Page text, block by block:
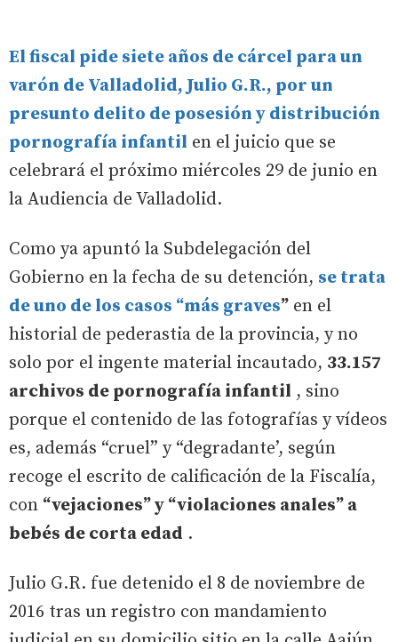
El fiscal pide siete años de cárcel para un
varón de Valladolid, Julio G.R., por un
presunto delito de posesión y distribución
pornografía infantil en el juicio que se
celebrará el próximo miércoles 29 de junio en
la Audiencia de Valladolid.
Como ya apuntó la Subdelegación del
Gobierno en la fecha de su detención, se trata
de uno de los casos “más graves” en el
historial de pederastia de la provincia, y no
solo por el ingente material incautado, 33.157
archivos de pornografía infantil , sino
porque el contenido de las fotografías y vídeos
es, además “cruel” y “degradante’, según
recoge el escrito de calificación de la Fiscalía,
con “vejaciones” y “violaciones anales” a
bebés de corta edad .
Julio G.R. fue detenido el 8 de noviembre de
2016 tras un registro con mandamiento